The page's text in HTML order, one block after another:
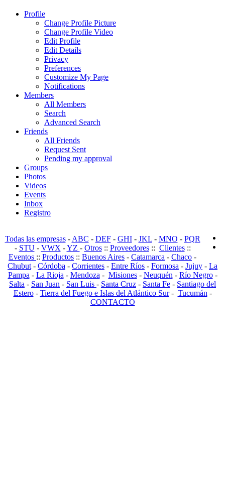
Profile
Change Profile Picture
Change Profile Video
Edit Profile
Edit Details
Privacy
Preferences
Customize My Page
Notifications
Members
All Members
Search
Advanced Search
Friends
All Friends
Request Sent
Pending my approval
Groups
Photos
Videos
Events
Inbox
Registro
Todas las empresas- ABC - DEF- GHI- JKL- MNO - PQR
- STU- VWX -YZ - Otros:: Proveedores:: Clientes::
Eventos :: Productos :: Buenos Aires - Catamarca - Chaco -
Chubut - Córdoba - Corrientes - Entre Ríos - Formosa - Jujuy - La
Pampa - La Rioja - Mendoza - Misiones- Neuquén - Río Negro-
Salta - San Juan - San Luis - Santa Cruz - Santa Fe - Santiago del
Estero- Tierra del Fuego e Islas del Atlántico Sur- Tucumán -
CONTACTO